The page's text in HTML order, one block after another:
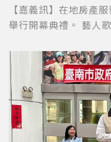
【嘉義訊】在地房產
舉行開幕典禮。 藝人